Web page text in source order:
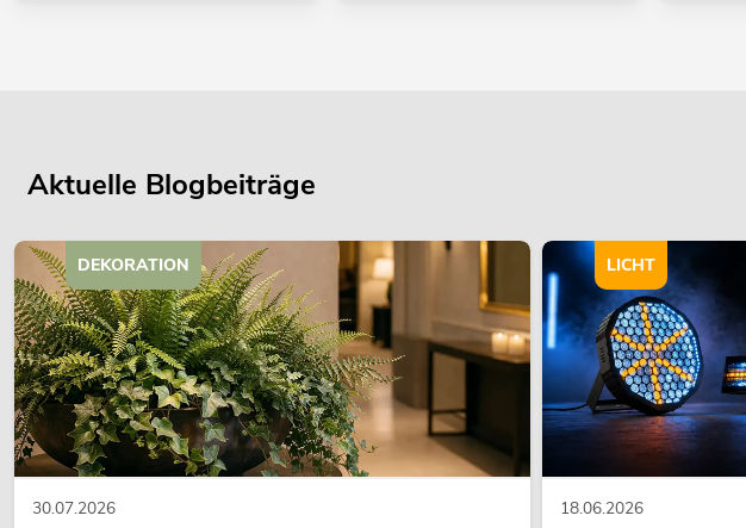
Aktuelle Blogbeiträge
30.07.2026
DEKORATION
18.06.2026
LICHT